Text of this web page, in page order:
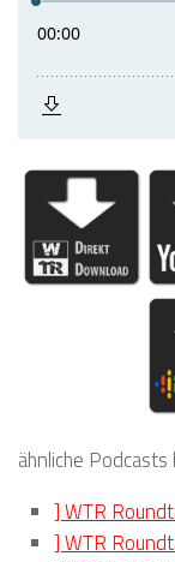
ähnliche Podcasts
] WTR
] WTR